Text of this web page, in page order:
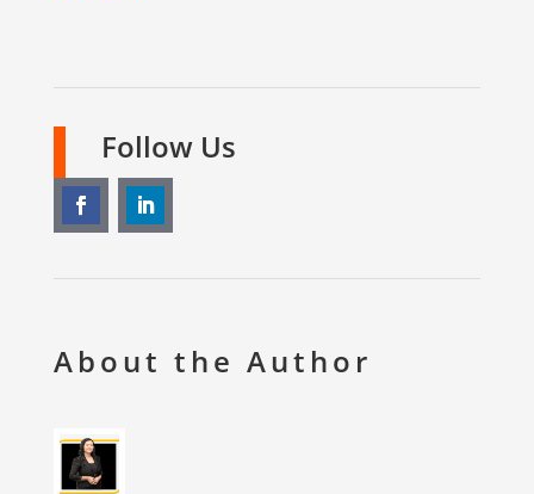
Follow Us
About the Author